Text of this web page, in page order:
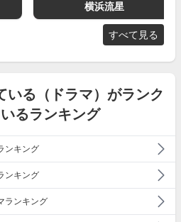
横浜流星
すべて見る
いる（ドラマ）がランク
るランキング
ンキング
ンキング
ランキング